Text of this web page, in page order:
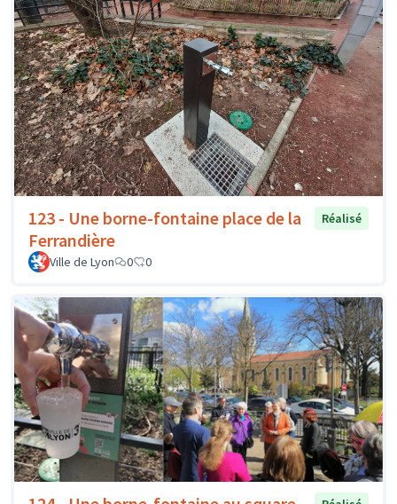
123 - Une borne-fontaine place de la
Ferrandière
Réalisé
Ville de Lyon 0 0